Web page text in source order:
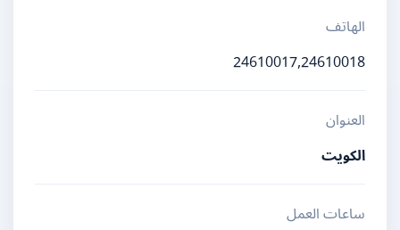
الهاتف
24610017,24610018
العنوان
الكويت
ساعات العمل